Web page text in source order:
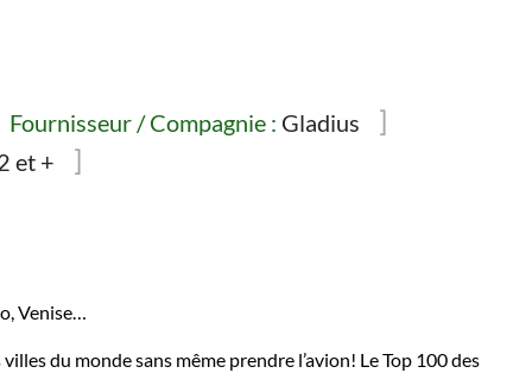
Fournisseur / Compagnie : Gladius
et +
Venise…
du monde sans même prendre l’avion! Le Top 100 des